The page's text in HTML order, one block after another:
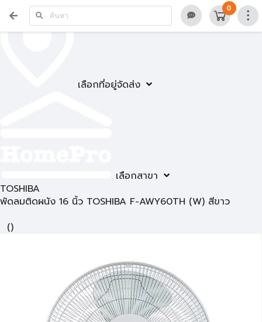
เลือกที่อยู่จัดส่ง
เลือกสาขา
0
TOSHIBA
พัดลมติดผนัง 16 นิ้ว TOSHIBA F-AWY60TH (W) สีขาว
()